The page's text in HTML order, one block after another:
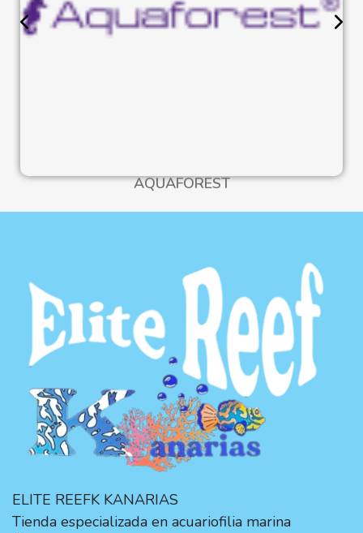
AQUAFOREST
ELITE REEFK KANARIAS
Tienda especializada en acuariofilia marina